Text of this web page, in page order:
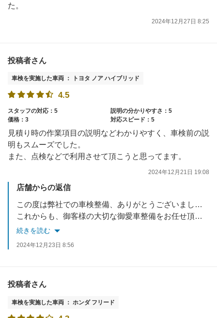
た。
2024年12月27日 8:25
投稿者さん
車検を実施した車両 ： トヨタ ノア ハイブリッド
4.5
スタッフの対応：5
説明の分かりやすさ：5
価格：3
対応スピード：5
見積り時の作業項目の説明などわかりやすく、車検前の説
明もスムーズでした。
また、点検などで利用させて頂こうと思ってます。
2024年12月21日 19:08
店舗からの返信
この度は弊社での車検整備、ありがとうございました。
これからも、御客様の大切な御愛車整備をお任せ頂ける様
努力して参ります。
続きを読む
2024年12月23日 8:56
投稿者さん
車検を実施した車両 ： ホンダ フリード